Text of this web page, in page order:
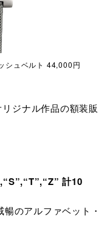
シュベルト 44,000円
ジナル作品の額装販
計10
のアルファベット・